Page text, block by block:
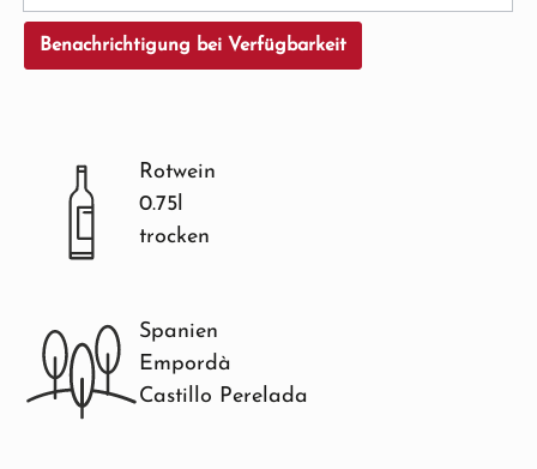
Benachrichtigung bei Verfügbarkeit
Rotwein
0.75l
trocken
Spanien
Empordà
Castillo Perelada